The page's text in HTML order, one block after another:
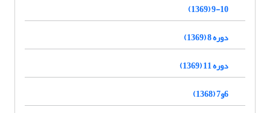
9-10 (1369)
دوره 8 (1369)
دوره 11 (1369)
6و7 (1368)